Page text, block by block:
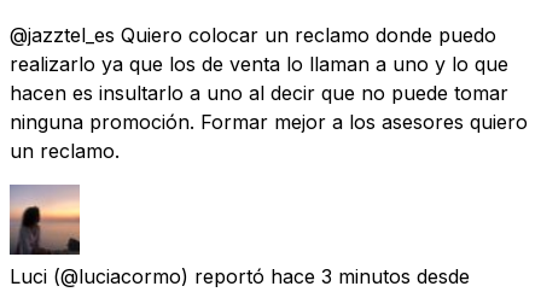
@jazztel_es Quiero colocar un reclamo donde puedo
realizarlo ya que los de venta lo llaman a uno y lo que
hacen es insultarlo a uno al decir que no puede tomar
ninguna promoción. Formar mejor a los asesores quiero
un reclamo.
Luci (@luciacormo) reportó hace 3 minutos desde